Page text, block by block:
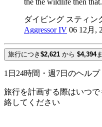
the the wildlife then that.
ダイビング スティン
Aggressor IV 06 12月,
旅行につき $2,621 から $4,394
1日24時間・週7日のヘルプ
旅行を計画する際はいつ
絡してください